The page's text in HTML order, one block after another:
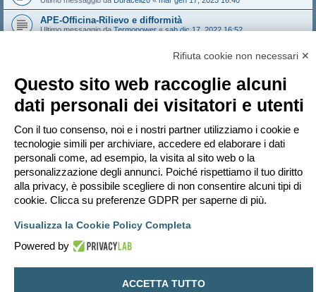
APE-Officina-Rilievo e difformità
Ultimo messaggio daTermopower«sab dic 17, 2022 16:52
ven dic 16, 2022 15:21
Nuovo argomento
1216 argomenti Pagina 1di25
1 2 3 4 5 … 25 Prossimo
Vai a
PERMESSI FORUM
Non puoiaprire nuovi argomenti
Non puoirispondere negli argomenti
Non puoimodificare i tuoi messaggi
Non puoicancellare i tuoi messaggi
Privacy | Condizioni
Rifiuta cookie non necessari ✕
Questo sito web raccoglie alcuni
dati personali dei visitatori e utenti
Con il tuo consenso, noi e i nostri partner utilizziamo i cookie e
tecnologie simili per archiviare, accedere ed elaborare i dati
personali come, ad esempio, la visita al sito web o la
personalizzazione degli annunci. Poiché rispettiamo il tuo diritto
alla privacy, è possibile scegliere di non consentire alcuni tipi di
cookie. Clicca su preferenze GDPR per saperne di più.
Visualizza la Cookie Policy Completa
Powered by
ACCETTA TUTTO